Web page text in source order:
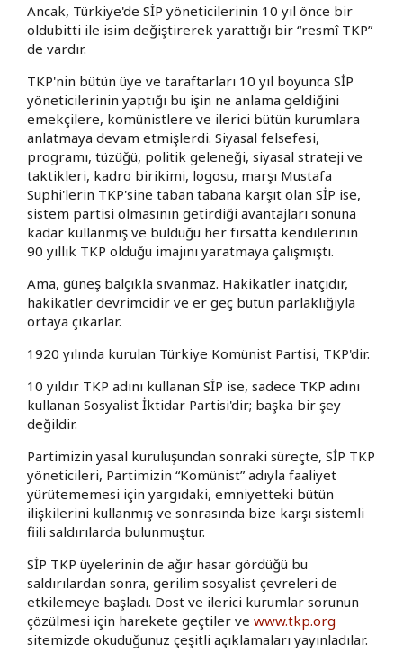
Ancak, Türkiye'de SİP yöneticilerinin 10 yıl önce bir
oldubitti ile isim değiştirerek yarattığı bir “resmî TKP”
de vardır.
TKP'nin bütün üye ve taraftarları 10 yıl boyunca SİP
yöneticilerinin yaptığı bu işin ne anlama geldiğini
emekçilere, komünistlere ve ilerici bütün kurumlara
anlatmaya devam etmişlerdi. Siyasal felsefesi,
programı, tüzüğü, politik geleneği, siyasal strateji ve
taktikleri, kadro birikimi, logosu, marşı Mustafa
Suphi'lerin TKP'sine taban tabana karşıt olan SİP ise,
sistem partisi olmasının getirdiği avantajları sonuna
kadar kullanmış ve bulduğu her fırsatta kendilerinin
90 yıllık TKP olduğu imajını yaratmaya çalışmıştı.
Ama, güneş balçıkla sıvanmaz. Hakikatler inatçıdır,
hakikatler devrimcidir ve er geç bütün parlaklığıyla
ortaya çıkarlar.
1920 yılında kurulan Türkiye Komünist Partisi, TKP'dir.
10 yıldır TKP adını kullanan SİP ise, sadece TKP adını
kullanan Sosyalist İktidar Partisi'dir; başka bir şey
değildir.
Partimizin yasal kuruluşundan sonraki süreçte, SİP TKP
yöneticileri, Partimizin “Komünist” adıyla faaliyet
yürütememesi için yargıdaki, emniyetteki bütün
ilişkilerini kullanmış ve sonrasında bize karşı sistemli
fiili saldırılarda bulunmuştur.
SİP TKP üyelerinin de ağır hasar gördüğü bu
saldırılardan sonra, gerilim sosyalist çevreleri de
etkilemeye başladı. Dost ve ilerici kurumlar sorunun
çözülmesi için harekete geçtiler ve www.tkp.org
sitemizde okuduğunuz çeşitli açıklamaları yayınladılar.